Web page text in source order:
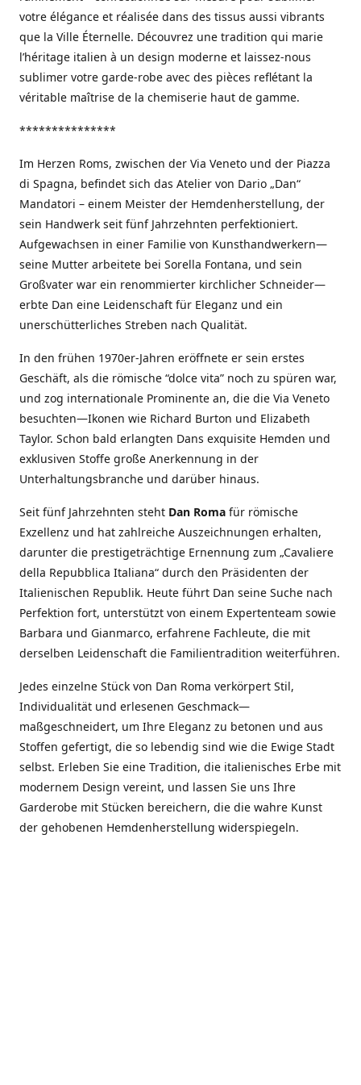
votre élégance et réalisée dans des tissus aussi vibrants
que la Ville Éternelle. Découvrez une tradition qui marie
l’héritage italien à un design moderne et laissez-nous
sublimer votre garde-robe avec des pièces reflétant la
véritable maîtrise de la chemiserie haut de gamme.
***************
Im Herzen Roms, zwischen der Via Veneto und der Piazza
di Spagna, befindet sich das Atelier von Dario „Dan“
Mandatori – einem Meister der Hemdenherstellung, der
sein Handwerk seit fünf Jahrzehnten perfektioniert.
Aufgewachsen in einer Familie von Kunsthandwerkern—
seine Mutter arbeitete bei Sorella Fontana, und sein
Großvater war ein renommierter kirchlicher Schneider—
erbte Dan eine Leidenschaft für Eleganz und ein
unerschütterliches Streben nach Qualität.
In den frühen 1970er-Jahren eröffnete er sein erstes
Geschäft, als die römische “dolce vita” noch zu spüren war,
und zog internationale Prominente an, die die Via Veneto
besuchten—Ikonen wie Richard Burton und Elizabeth
Taylor. Schon bald erlangten Dans exquisite Hemden und
exklusiven Stoffe große Anerkennung in der
Unterhaltungsbranche und darüber hinaus.
Seit fünf Jahrzehnten steht Dan Roma für römische
Exzellenz und hat zahlreiche Auszeichnungen erhalten,
darunter die prestigeträchtige Ernennung zum „Cavaliere
della Repubblica Italiana“ durch den Präsidenten der
Italienischen Republik. Heute führt Dan seine Suche nach
Perfektion fort, unterstützt von einem Expertenteam sowie
Barbara und Gianmarco, erfahrene Fachleute, die mit
derselben Leidenschaft die Familientradition weiterführen.
Jedes einzelne Stück von Dan Roma verkörpert Stil,
Individualität und erlesenen Geschmack—
maßgeschneidert, um Ihre Eleganz zu betonen und aus
Stoffen gefertigt, die so lebendig sind wie die Ewige Stadt
selbst. Erleben Sie eine Tradition, die italienisches Erbe mit
modernem Design vereint, und lassen Sie uns Ihre
Garderobe mit Stücken bereichern, die die wahre Kunst
der gehobenen Hemdenherstellung widerspiegeln.